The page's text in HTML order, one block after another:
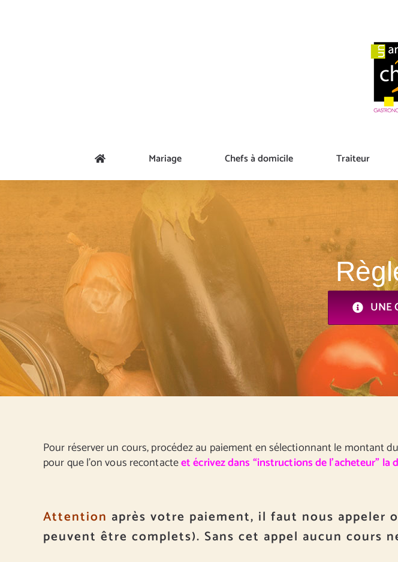
Mariage Chefs à domicile Traiteur
UNE
Pour réserver un cours, procédez au paiement en sélectionnant le montant
pour que l’on vous recontacteet écrivez dans “instructions de l’acheteur” la
Attention après votre paiement, il faut nous appeler
peuvent être complets). Sans cet appel aucun cours